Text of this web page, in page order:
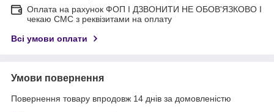
Оплата на рахунок ФОП I ДЗВОНИТИ НЕ ОБОВ'ЯЗКОВО I
чекаю СМС з реквізитами на оплату
Всі умови оплати
Умови повернення
Повернення товару впродовж 14 днів за домовленістю